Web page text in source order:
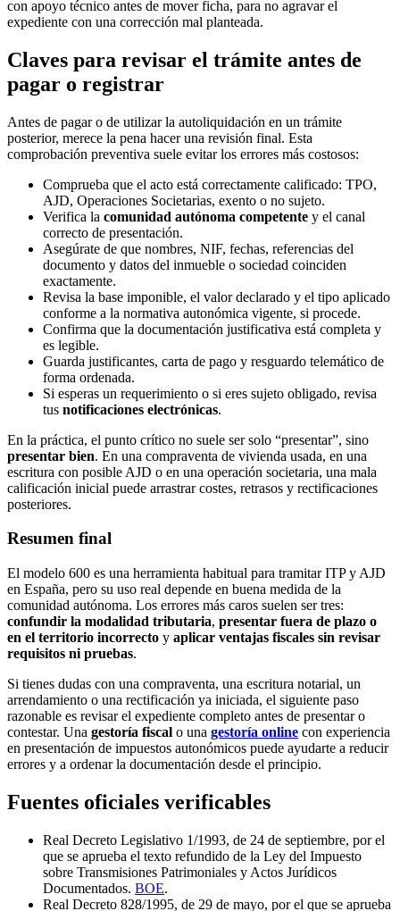
con apoyo técnico antes de mover ficha, para no agravar el
expediente con una corrección mal planteada.
Claves para revisar el trámite antes de
pagar o registrar
Antes de pagar o de utilizar la autoliquidación en un trámite
posterior, merece la pena hacer una revisión final. Esta
comprobación preventiva suele evitar los errores más costosos:
Comprueba que el acto está correctamente calificado: TPO,
AJD, Operaciones Societarias, exento o no sujeto.
Verifica la comunidad autónoma competente y el canal
correcto de presentación.
Asegúrate de que nombres, NIF, fechas, referencias del
documento y datos del inmueble o sociedad coinciden
exactamente.
Revisa la base imponible, el valor declarado y el tipo aplicado
conforme a la normativa autonómica vigente, si procede.
Confirma que la documentación justificativa está completa y
es legible.
Guarda justificantes, carta de pago y resguardo telemático de
forma ordenada.
Si esperas un requerimiento o si eres sujeto obligado, revisa
tus notificaciones electrónicas.
En la práctica, el punto crítico no suele ser solo “presentar”, sino
presentar bien. En una compraventa de vivienda usada, en una
escritura con posible AJD o en una operación societaria, una mala
calificación inicial puede arrastrar costes, retrasos y rectificaciones
posteriores.
Resumen final
El modelo 600 es una herramienta habitual para tramitar ITP y AJD
en España, pero su uso real depende en buena medida de la
comunidad autónoma. Los errores más caros suelen ser tres:
confundir la modalidad tributaria, presentar fuera de plazo o
en el territorio incorrecto y aplicar ventajas fiscales sin revisar
requisitos ni pruebas.
Si tienes dudas con una compraventa, una escritura notarial, un
arrendamiento o una rectificación ya iniciada, el siguiente paso
razonable es revisar el expediente completo antes de presentar o
contestar. Una gestoría fiscal o una gestoría online con experiencia
en presentación de impuestos autonómicos puede ayudarte a reducir
errores y a ordenar la documentación desde el principio.
Fuentes oficiales verificables
Real Decreto Legislativo 1/1993, de 24 de septiembre, por el
que se aprueba el texto refundido de la Ley del Impuesto
sobre Transmisiones Patrimoniales y Actos Jurídicos
Documentados. BOE.
Real Decreto 828/1995, de 29 de mayo, por el que se aprueba